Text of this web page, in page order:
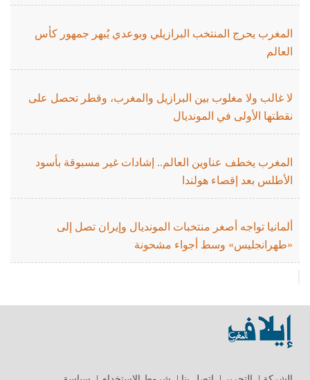
المغرب يحرج المنتخب البرازيلي وبوعدي يُبهر جمهور كأس
العالم
لا غالب ولا مغلوب بين البرازيل والمغرب، وقطر تحصل على
نقطتها الأولى في المونديال
المغرب يخطف عناوين العالم.. إشادات غير مسبوقة بأسود
الأطلس بعد إقصاء هولندا
ألمانيا تواجه أصغر منتخبات المونديال وإيران تصل إلى
«طهرانجليس» وسط أجواء مشحونة